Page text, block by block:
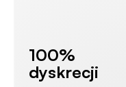
100%
dyskrecji